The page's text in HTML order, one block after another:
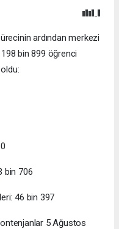
ardından merkezi
bin 899 öğrenci
bin 706
46 bin 397
5 Ağustos